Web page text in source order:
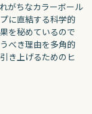
がちなカラーボール
に直結する科学的
を秘めているので
べき理由を多角的
き上げるためのヒ